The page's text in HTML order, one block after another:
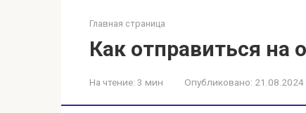
Главная страница
Как отправиться на
На чтение: 3 мин Опубликовано: 21.08.2024